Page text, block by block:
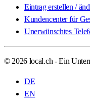
Eintrag erstellen /
Kundencenter für
Unerwünschtes
© 2026 local.ch - Ein
DE
EN